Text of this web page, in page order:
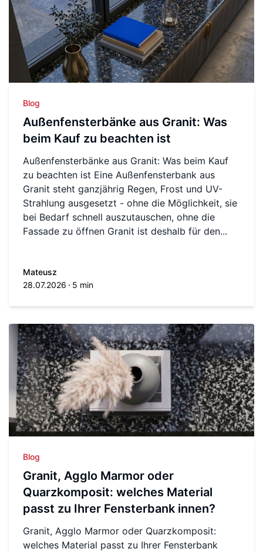
Blog
Außenfensterbänke aus Granit: Was
beim Kauf zu beachten ist
Außenfensterbänke aus Granit: Was beim Kauf
zu beachten ist Eine Außenfensterbank aus
Granit steht ganzjährig Regen, Frost und UV-
Strahlung ausgesetzt - ohne die Möglichkeit, sie
bei Bedarf schnell auszutauschen, ohne die
Fassade zu öffnen Granit ist deshalb für den...
Mateusz
28.07.2026
5 min
Blog
Granit, Agglo Marmor oder
Quarzkomposit: welches Material
passt zu Ihrer Fensterbank innen?
Granit, Agglo Marmor oder Quarzkomposit:
welches Material passt zu Ihrer Fensterbank